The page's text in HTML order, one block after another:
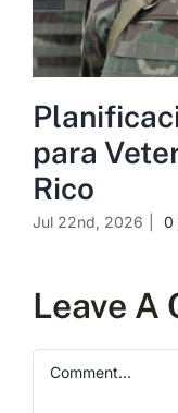
para
Rico
Jul 22nd, 2026 0
Leave A